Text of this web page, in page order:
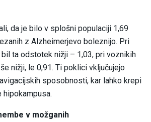
da je bilo v splošni populaciji 1,69
z Alzheimerjevo boleznijo. Pri
ta odstotek nižji – 1,03, pri voznikih
nižji, le 0,91. Ti poklici vključujejo
sposobnosti, kar lahko krepi
hipokampusa.
v možganih